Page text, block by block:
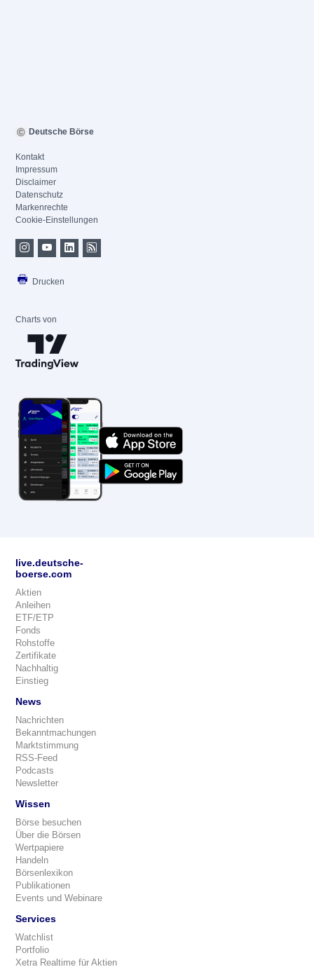
Deutsche Börse
Kontakt
Impressum
Disclaimer
Datenschutz
Markenrechte
Cookie-Einstellungen
Drucken
Charts von
live.deutsche-
boerse.com
Aktien
Anleihen
ETF/ETP
Fonds
Rohstoffe
Zertifikate
Nachhaltig
Einstieg
News
Nachrichten
Bekanntmachungen
Marktstimmung
RSS-Feed
Podcasts
Newsletter
Wissen
Börse besuchen
Über die Börsen
Wertpapiere
Handeln
Börsenlexikon
Publikationen
Events und Webinare
Services
Watchlist
Portfolio
Xetra Realtime für Aktien